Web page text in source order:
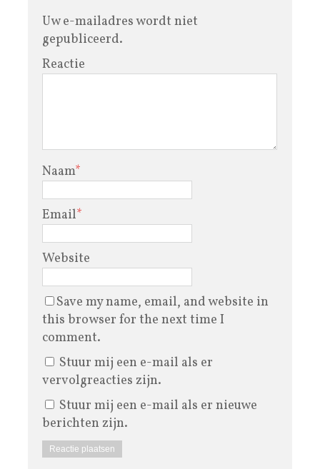
Uw e-mailadres wordt niet
gepubliceerd.
Reactie
Naam*
Email*
Website
Save my name, email, and website in
this browser for the next time I
comment.
Stuur mij een e-mail als er
vervolgreacties zijn.
Stuur mij een e-mail als er nieuwe
berichten zijn.